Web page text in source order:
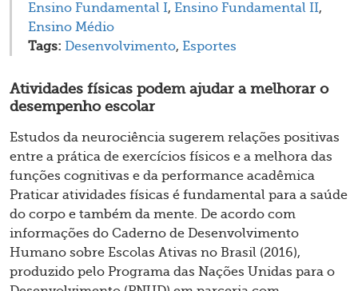
Ensino Fundamental I, Ensino Fundamental II,
Ensino Médio
Tags: Desenvolvimento, Esportes
Atividades físicas podem ajudar a melhorar o
desempenho escolar
Estudos da neurociência sugerem relações positivas
entre a prática de exercícios físicos e a melhora das
funções cognitivas e da performance acadêmica
Praticar atividades físicas é fundamental para a saúde
do corpo e também da mente. De acordo com
informações do Caderno de Desenvolvimento
Humano sobre Escolas Ativas no Brasil (2016),
produzido pelo Programa das Nações Unidas para o